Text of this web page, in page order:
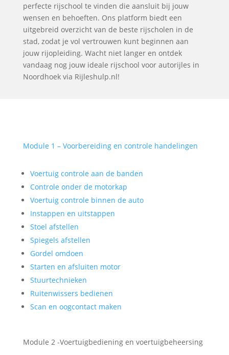
perfecte rijschool te vinden die aansluit bij jouw
wensen en behoeften. Ons platform biedt een
uitgebreid overzicht van de beste rijscholen in de
stad, zodat je vol vertrouwen kunt beginnen aan
jouw rijopleiding. Wacht niet langer en ontdek
vandaag nog jouw ideale rijschool voor autorijles in
Noordhoek via Rijleshulp.nl!
Module 1 – Voorbereiding en controle handelingen
Voertuig controle aan de banden
Controle onder de motorkap
Voertuig controle binnen de auto
Instappen en uitstappen
Stoel afstellen
Spiegels afstellen
Gordel omdoen
Starten en afsluiten motor
Stuurtechnieken
Ruitenwissers bedienen
Scan en oogcontact maken
Module 2 -Voertuigbediening en voertuigbeheersing